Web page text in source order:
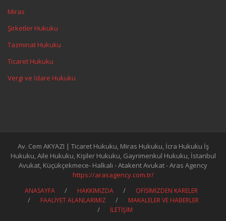
Miras
Şirketler Hukuku
Tazminat Hukuku
Ticaret Hukuku
Vergi ve İdare Hukuku
Av. Cem AKYAZI | Ticaret Hukuku, Miras Hukuku, İcra Hukuku İş
Hukuku, Aile Hukuku, Kişiler Hukuku, Gayrimenkul Hukuku, İstanbul
Avukat, Küçükçekmece- Halkalı - Atakent Avukat - Aras Agency
https://arasagency.com.tr/
ANASAYFA HAKKIMIZDA
OFİSİMİZDEN KARELER
FAALİYET ALANLARIMIZ
MAKALELER VE HABERLER
İLETİŞİM